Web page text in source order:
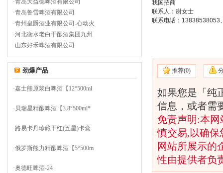
·青岛天益德啤酒有限公司
·青岛鲁雪啤酒有限公司
·青州皇爵酒业有限公司-心动火
·河北衡水老白干酿酒集团九州
·山东好禾啤酒有限公司
劲爆产品
·嘉士熊原浆白啤酒【12°500ml
· 贝瑞星精酿啤酒【3.8°500ml*
·路易卡丹珍藏干红(五星)卡盒
·俄罗斯熊力精酿啤酒【5°500m
·奥德旺啤酒-24
我国招商
联系人：谢女士
联系电话：13838538053
推荐(0)
如果您是「纯
信息，或者需
免责声明:本
慎交易,以确
网站所展示的
性由提供者负